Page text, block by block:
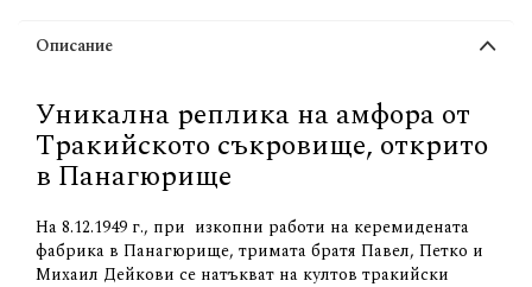
Описание
Уникална реплика на амфора от
Tракийското съкровище, открито
в Панагюрище
На 8.12.1949 г., при изкопни работи на керемидената
фабрика в Панагюрище, тримата братя Павел, Петко и
Михаил Дейкови се натъкват на култов тракийски